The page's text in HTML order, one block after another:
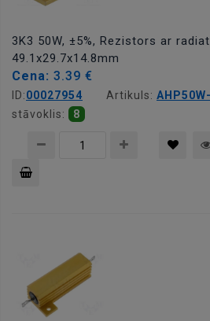
3K3 50W, ±5%, Rezistors ar
49.1x29.7x14.8mm
Cena: 3.39 €
ID:00027954 Artikuls:
stāvoklis:
8